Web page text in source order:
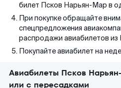
билет Псков Нарьян-Мар в
При покупке обращайте
спецпредложения
распродажи авиабилетов
Покупайте авиабилет на
Авиабилеты Псков
или с пересадками